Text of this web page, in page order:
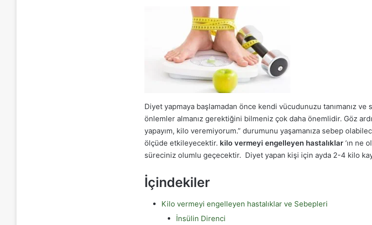
Diyet yapmaya başlamadan önce kendi vücudunuzu tanımanız ve
önlemler almanız gerektiğini bilmeniz çok daha önemlidir. Göz
yapayım, kilo veremiyorum.” durumunu yaşamanıza sebep
ölçüde etkileyecektir. kilo vermeyi engelleyen hastalıklar‘ın ne
süreciniz olumlu geçecektir. Diyet yapan kişi için ayda 2-4 kilo
İçindekiler
Kilo vermeyi engelleyen hastalıklar ve Sebepleri
İnsülin Direnci